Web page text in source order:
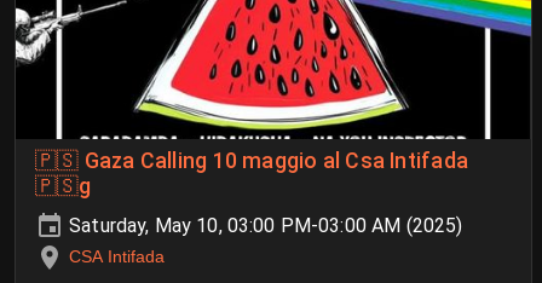
🇵🇸 Gaza Calling 10 maggio al Csa Intifada
🇵🇸g
Saturday, May 10, 03:00 PM-03:00 AM (2025)
CSA Intifada